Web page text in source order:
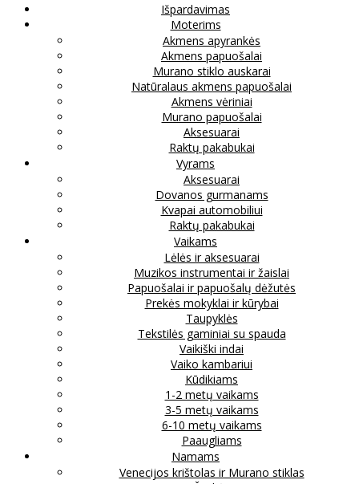
Išpardavimas
Moterims
Akmens apyrankės
Akmens papuošalai
Murano stiklo auskarai
Natūralaus akmens papuošalai
Akmens vėriniai
Murano papuošalai
Aksesuarai
Raktų pakabukai
Vyrams
Aksesuarai
Dovanos gurmanams
Kvapai automobiliui
Raktų pakabukai
Vaikams
Lėlės ir aksesuarai
Muzikos instrumentai ir žaislai
Papuošalai ir papuošalų dėžutės
Prekės mokyklai ir kūrybai
Taupyklės
Tekstilės gaminiai su spauda
Vaikiški indai
Vaiko kambariui
Kūdikiams
1-2 metų vaikams
3-5 metų vaikams
6-10 metų vaikams
Paaugliams
Namams
Venecijos krištolas ir Murano stiklas